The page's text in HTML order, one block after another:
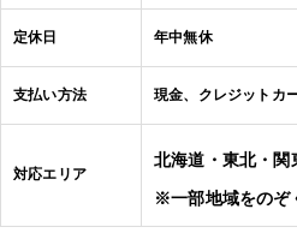
定休日 年中無休
支払い方法 現金、クレジットカ
対応エリア
北海道・東北・関
※一部地域をのぞ